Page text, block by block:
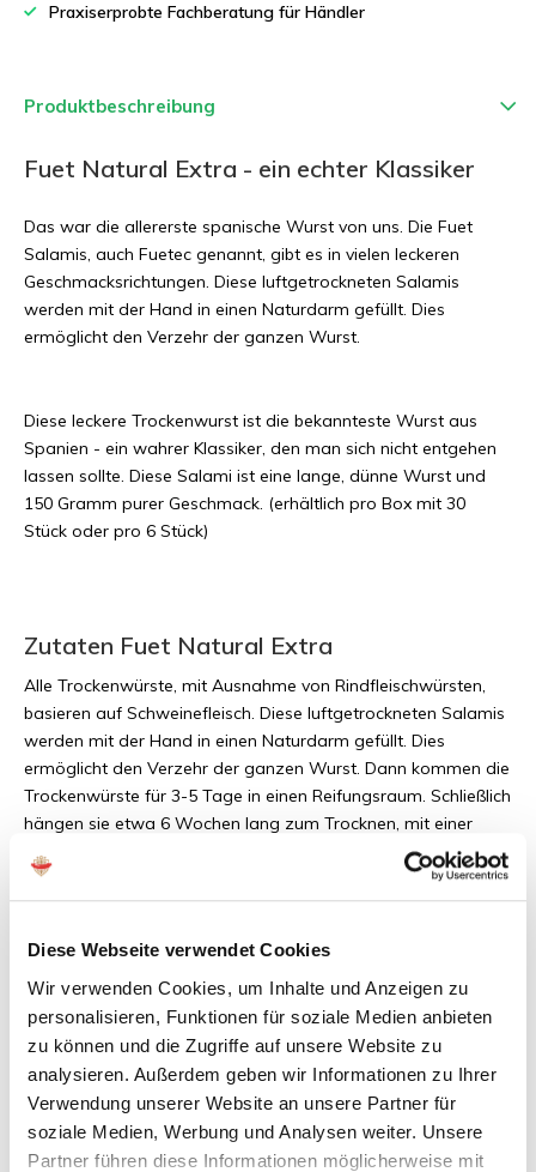
Diese Webseite verwendet Cookies
Wir verwenden Cookies, um Inhalte und Anzeigen zu
personalisieren, Funktionen für soziale Medien anbieten
zu können und die Zugriffe auf unsere Website zu
analysieren. Außerdem geben wir Informationen zu Ihrer
Verwendung unserer Website an unsere Partner für
soziale Medien, Werbung und Analysen weiter. Unsere
Partner führen diese Informationen möglicherweise mit
Praxiserprobte Fachberatung für Händler
Produktbeschreibung
Fuet Natural Extra - ein echter Klassiker
Das war die allererste spanische Wurst von uns. Die Fuet
Salamis, auch Fuetec genannt, gibt es in vielen leckeren
Geschmacksrichtungen. Diese luftgetrockneten Salamis
werden mit der Hand in einen Naturdarm gefüllt. Dies
ermöglicht den Verzehr der ganzen Wurst.
Diese leckere Trockenwurst ist die bekannteste Wurst aus
Spanien - ein wahrer Klassiker, den man sich nicht entgehen
lassen sollte. Diese Salami ist eine lange, dünne Wurst und
150 Gramm purer Geschmack. (erhältlich pro Box mit 30
Stück oder pro 6 Stück)
Zutaten Fuet Natural Extra
Alle Trockenwürste, mit Ausnahme von Rindfleischwürsten,
basieren auf Schweinefleisch. Diese luftgetrockneten Salamis
werden mit der Hand in einen Naturdarm gefüllt. Dies
ermöglicht den Verzehr der ganzen Wurst. Dann kommen die
Trockenwürste für 3-5 Tage in einen Reifungsraum. Schließlich
hängen sie etwa 6 Wochen lang zum Trocknen, mit einer
Temperatur von 16-20 Grad.
Allergene:
Die Würste enthalten keine schädlichen Duft-, Farb- und
Geschmacksstoffe. Die spanischen Fuet Salamis enthalten
Laktose. Außerdem können in allen spanischen,
luftgetrockneten Salamis Spuren von Nüssen und
Schalenfrüchten enthalten sein.